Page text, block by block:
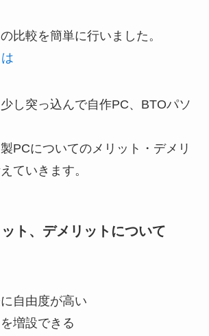
比較を簡単に行いました。
し突っ込んで自作PC、BTOパソ
PCについてのメリット・デメリ
ていきます。
ト、デメリットについて
自由度が高い
増設できる